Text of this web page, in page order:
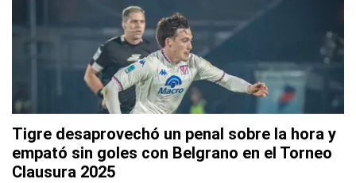
Tigre desaprovechó un penal sobre la hora y
empató sin goles con Belgrano en el Torneo
Clausura 2025